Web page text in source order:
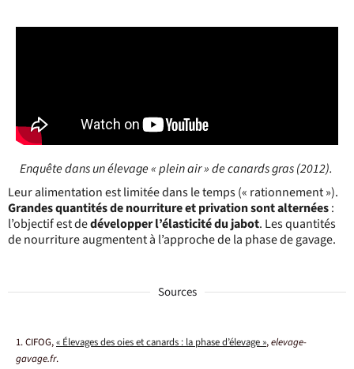
Enquête dans un élevage« plein air »de canards gras (2012).
Leur alimentation est limitée dans le temps (« rationnement »).
Grandes quantités de nourriture et privation sont alternées:
l’objectif est dedévelopper l’élasticité du jabot. Les quantités
de nourriture augmentent à l’approche de la phase de gavage.
Sources
1. CIFOG,« Élevages des oies et canards : la phase d’élevage »,elevage-
gavage.fr.